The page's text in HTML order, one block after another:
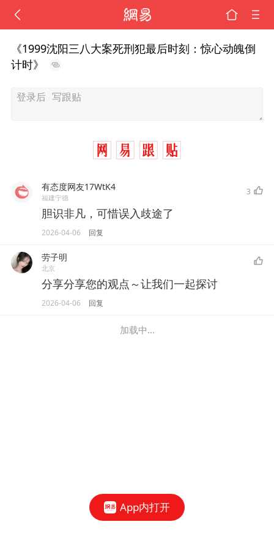
《1999沈阳三八大案死刑犯最后时刻：惊心动魄倒
计时》
有态度网友17WtK4
福建宁德
3
胆识非凡，可惜误入歧途了
2026-04-06 回复
劳子明
北京
分享分享您的观点～让我们一起探讨
2026-04-06 回复
加载中...
App内打开